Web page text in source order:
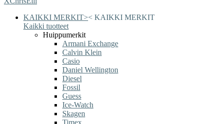
KAIKKI MERKIT>< KAIKKI MERKIT
Kaikki tuotteet
Huippumerkit
Armani Exchange
Calvin Klein
Casio
Daniel Wellington
Diesel
Fossil
Guess
Ice-Watch
Skagen
Timex